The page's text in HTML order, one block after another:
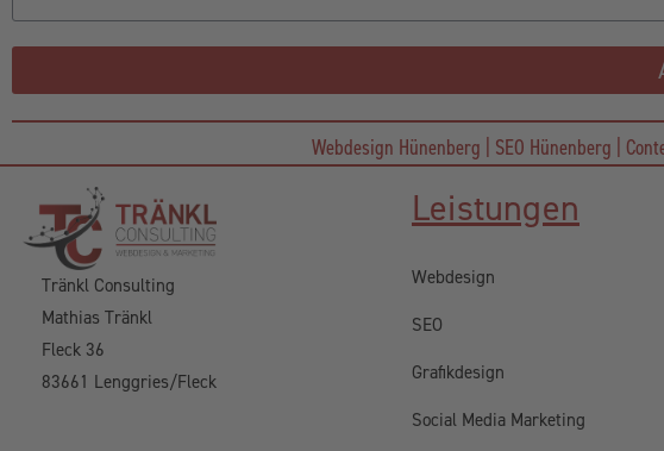
Webdesign Hünenberg | SEO Hünenberg |
Tränkl Consulting
Mathias Tränkl
Fleck 36
83661 Lenggries/Fleck
Leistungen
Webdesign
SEO
Grafikdesign
Social Media Marketing